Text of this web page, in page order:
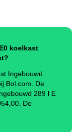
koelkast
Ingebouwd
Bol.com. De
289 l E
De